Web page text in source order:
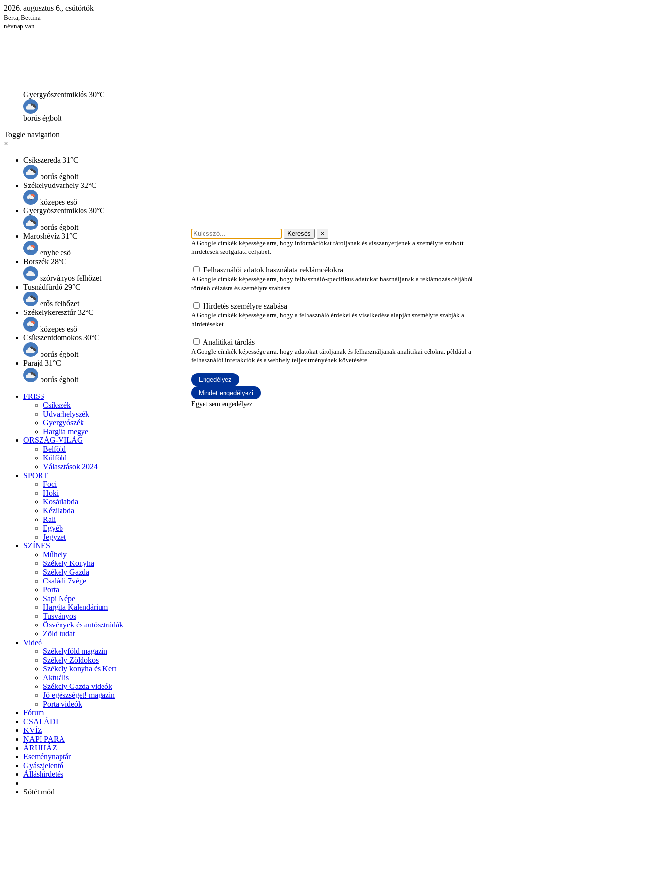
Hirdetési tárolás
A Google címkék képessége arra, hogy információkat tároljanak és visszanyerjenek a személyre szabott
hirdetések szolgálata céljából.
Felhasználói adatok használata reklámcélokra
A Google címkék képessége arra, hogy felhasználó-specifikus adatokat használjanak a reklámozás céljából
történő célzásra és személyre szabásra.
Hirdetés személyre szabása
A Google címkék képessége arra, hogy a felhasználó érdekei és viselkedése alapján személyre szabják a
hirdetéseket.
Analitikai tárolás
A Google címkék képessége arra, hogy adatokat tároljanak és felhasználjanak analitikai célokra, például a
felhasználói interakciók és a webhely teljesítményének követésére.
Engedélyez
Mindet engedélyezi
Egyet sem engedélyez
2026. augusztus 6., csütörtök
Berta, Bettina
névnap van
Maroshévíz31°C
enyhe eső
Toggle navigation
×
Csíkszereda 31°C
borús égbolt
Székelyudvarhely 32°C
közepes eső
Gyergyószentmiklós 30°C
borús égbolt
Maroshévíz 31°C
enyhe eső
Borszék 28°C
szórványos felhőzet
Tusnádfürdő 29°C
erős felhőzet
Székelykeresztúr32°C
közepes eső
Csíkszentdomokos 30°C
borús égbolt
Parajd 31°C
borús égbolt
FRISS
Csíkszék
Udvarhelyszék
Gyergyószék
Hargita megye
ORSZÁG-VILÁG
Belföld
Külföld
Választások 2024
SPORT
Foci
Hoki
Kosárlabda
Kézilabda
Rali
Egyéb
Jegyzet
SZÍNES
Műhely
Székely Konyha
Székely Gazda
Családi 7vége
Porta
Sapi Népe
Hargita Kalendárium
Tusványos
Ösvények és autósztrádák
Zöld tudat
Videó
Székelyföld magazin
Székely Zöldokos
Székely konyha és Kert
Aktuális
Székely Gazda videók
Jó egészséget! magazin
Porta videók
Fórum
CSALÁDI
KVÍZ
NAPI PARA
ÁRUHÁZ
Eseménynaptár
Gyászjelentő
Álláshirdetés
Sötét mód
Keresés ×